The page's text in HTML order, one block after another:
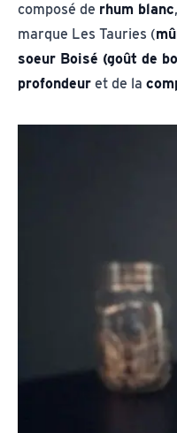
composé de rhum blanc
marque Les Tauries (
soeur Boisé (goût de
profondeur et de la